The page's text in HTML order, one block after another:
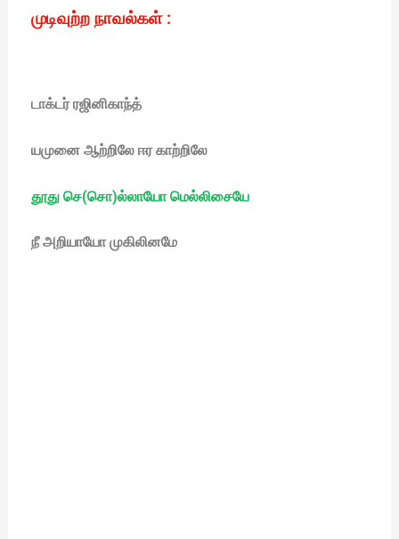
முடிவுற்ற நாவல்கள் :
டாக்டர் ரஜினிகாந்த்
யமுனை ஆற்றிலே ஈர காற்றிலே
தூது செ(சொ)ல்லாயோ மெல்லிசையே
நீ அறியாயோ முகிலினமே